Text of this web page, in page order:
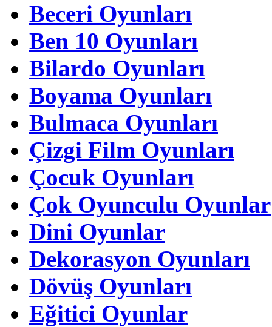
Beceri Oyunları
Ben 10 Oyunları
Bilardo Oyunları
Boyama Oyunları
Bulmaca Oyunları
Çizgi Film Oyunları
Çocuk Oyunları
Çok Oyunculu Oyunlar
Dini Oyunlar
Dekorasyon Oyunları
Dövüş Oyunları
Eğitici Oyunlar